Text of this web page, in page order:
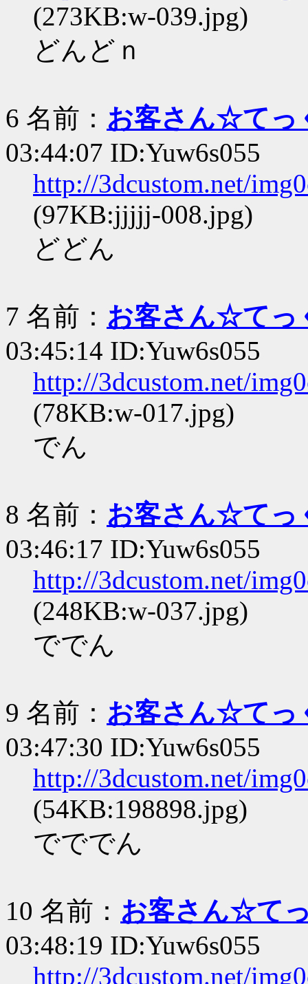
(273KB:w-039.jpg)
どんどｎ
6 名前： お客さん☆てっ
03:44:07 ID:Yuw6s055
http://3dcustom.net/
(97KB:jjjjj-008.jpg)
どどん
7 名前： お客さん☆てっ
03:45:14 ID:Yuw6s055
http://3dcustom.net/
(78KB:w-017.jpg)
でん
8 名前： お客さん☆てっ
03:46:17 ID:Yuw6s055
http://3dcustom.net/
(248KB:w-037.jpg)
ででん
9 名前： お客さん☆てっ
03:47:30 ID:Yuw6s055
http://3dcustom.net/
(54KB:198898.jpg)
でででん
10 名前： お客さん☆て
03:48:19 ID:Yuw6s055
http://3dcustom.net/